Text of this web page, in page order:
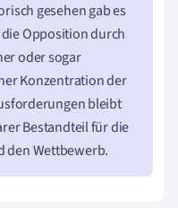
gesehen gab es
Opposition durch
oder sogar
Konzentration der
bleibt
Bestandteil für die
den Wettbewerb.